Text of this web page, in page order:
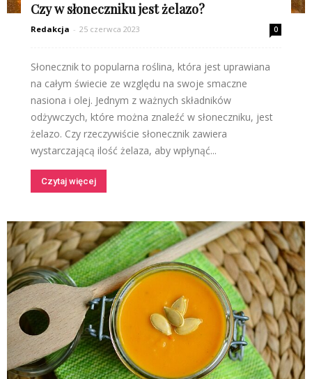
Czy w słoneczniku jest żelazo?
Redakcja - 25 czerwca 2023 0
Słonecznik to popularna roślina, która jest uprawiana
na całym świecie ze względu na swoje smaczne
nasiona i olej. Jednym z ważnych składników
odżywczych, które można znaleźć w słoneczniku, jest
żelazo. Czy rzeczywiście słonecznik zawiera
wystarczającą ilość żelaza, aby wpłynąć...
Czytaj więcej